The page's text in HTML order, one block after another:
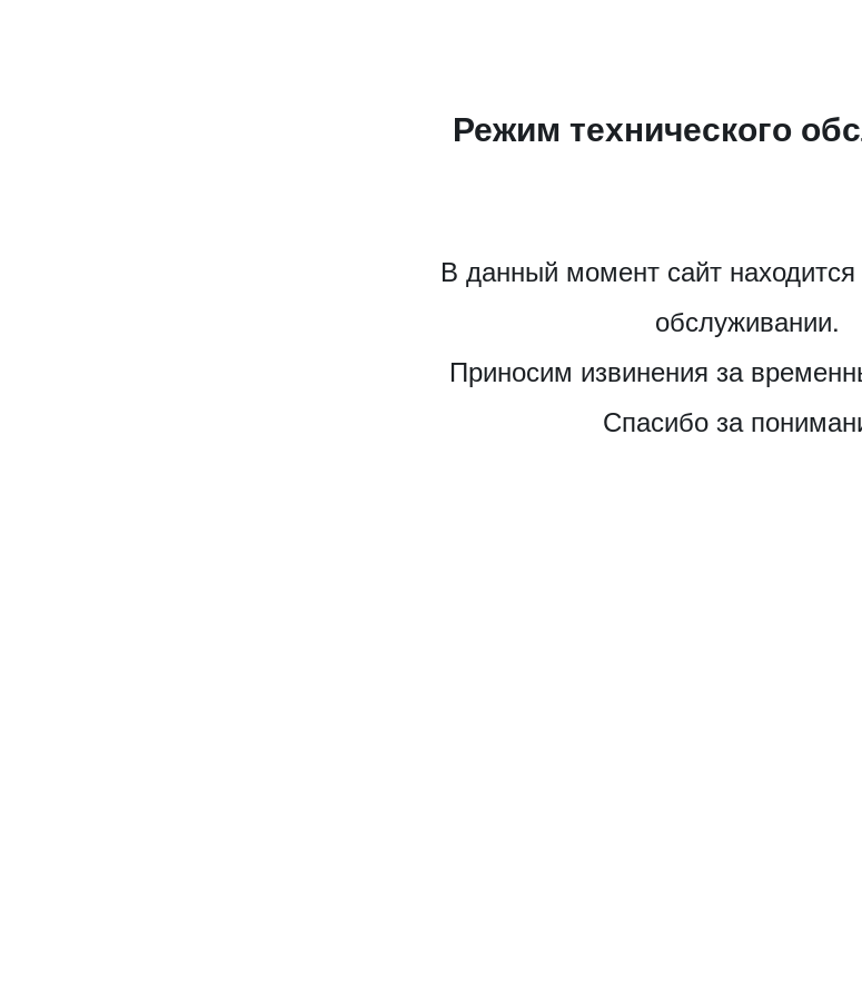
Режим технического
В данный момент сайт находится
обслуживании.
Приносим извинения за
Спасибо за